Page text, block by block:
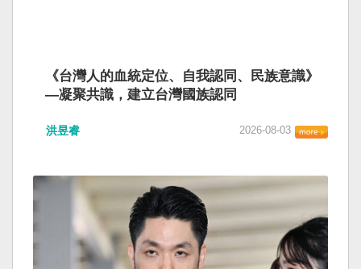
《台灣人的血統定位、自我認同、民族意識》
—凝聚共識，建立台灣國族認同
洪昱睿 2026-08-03